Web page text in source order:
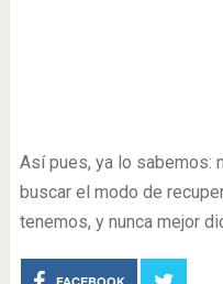
Así pues, ya lo sabemos:
buscar el modo de
tenemos, y nunca mejor